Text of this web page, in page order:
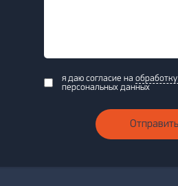
я даю согласие на
персональных данных
Отправить